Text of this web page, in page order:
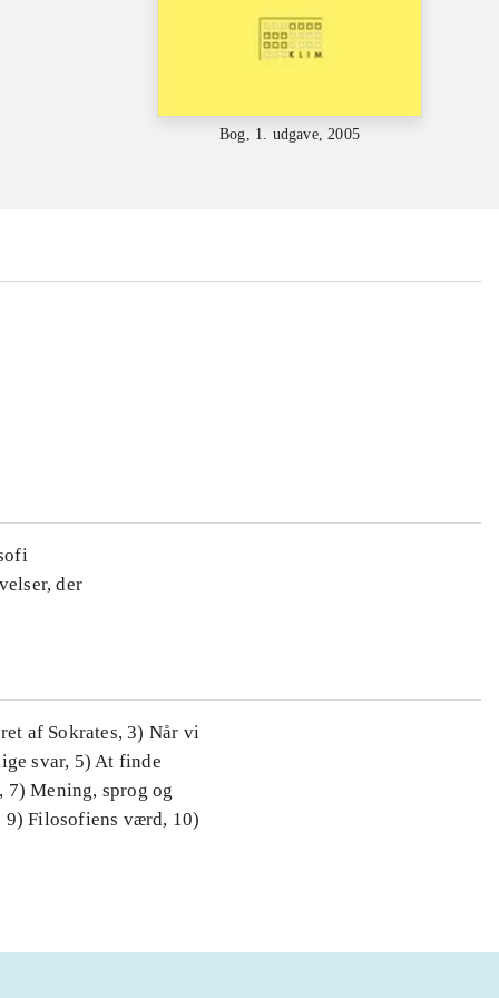
Bog, 1. udgave, 2005
der
af Sokrates, 3) Når vi
svar, 5) At finde
Mening, sprog og
9) Filosofiens værd, 10)